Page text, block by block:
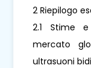
2 Riepilogo
2.1 Stime
mercato
ultrasuoni